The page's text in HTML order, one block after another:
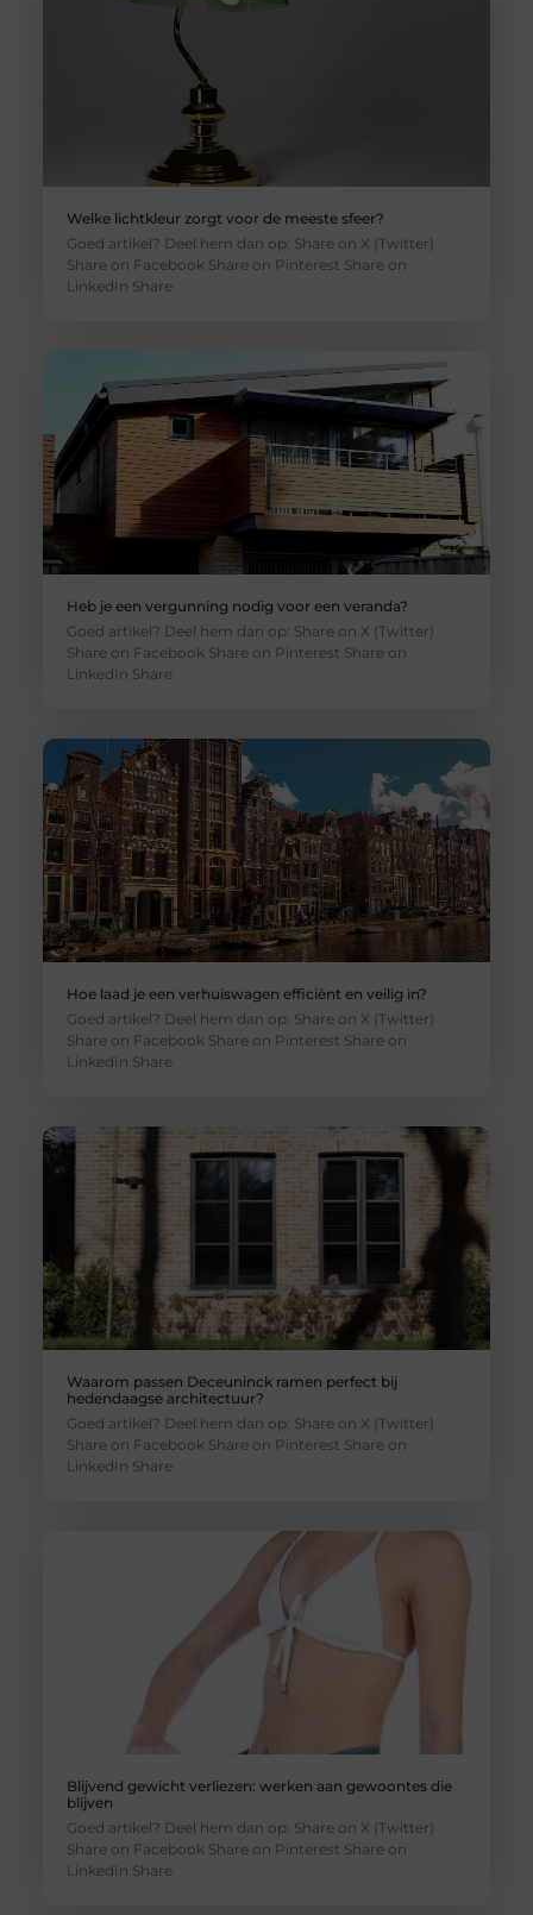
Welke lichtkleur zorgt voor de meeste sfeer?
Goed artikel? Deel hem dan op: Share on X (Twitter)
Share on Facebook Share on Pinterest Share on
LinkedIn Share
Heb je een vergunning nodig voor een veranda?
Goed artikel? Deel hem dan op: Share on X (Twitter)
Share on Facebook Share on Pinterest Share on
LinkedIn Share
Hoe laad je een verhuiswagen efficiënt en veilig in?
Goed artikel? Deel hem dan op: Share on X (Twitter)
Share on Facebook Share on Pinterest Share on
LinkedIn Share
Waarom passen Deceuninck ramen perfect bij
hedendaagse architectuur?
Goed artikel? Deel hem dan op: Share on X (Twitter)
Share on Facebook Share on Pinterest Share on
LinkedIn Share
Blijvend gewicht verliezen: werken aan gewoontes die
blijven
Goed artikel? Deel hem dan op: Share on X (Twitter)
Share on Facebook Share on Pinterest Share on
LinkedIn Share